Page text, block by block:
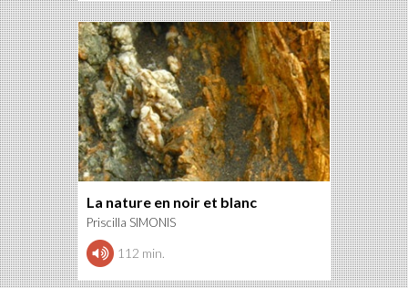
La nature en noir et blanc
Priscilla SIMONIS
112 min.